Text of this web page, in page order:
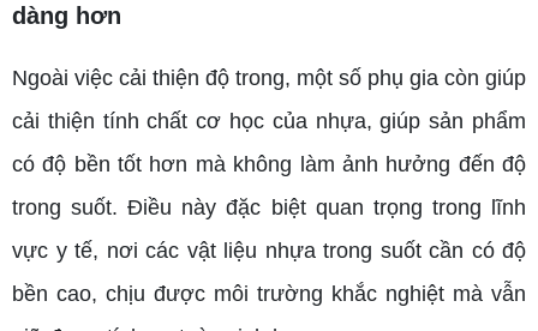
dàng hơn
Ngoài việc cải thiện độ trong, một số phụ gia còn giúp
cải thiện tính chất cơ học của nhựa, giúp sản phẩm
có độ bền tốt hơn mà không làm ảnh hưởng đến độ
trong suốt. Điều này đặc biệt quan trọng trong lĩnh
vực y tế, nơi các vật liệu nhựa trong suốt cần có độ
bền cao, chịu được môi trường khắc nghiệt mà vẫn